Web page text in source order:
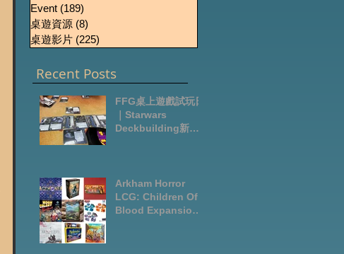
Event (189)
桌遊資源 (8)
桌遊影片 (225)
Recent Posts
FFG桌上遊戲試玩日
｜Starwars
Deckbuilding新擴
deck
Arkham Horror
LCG: Children Of
Blood Expansion